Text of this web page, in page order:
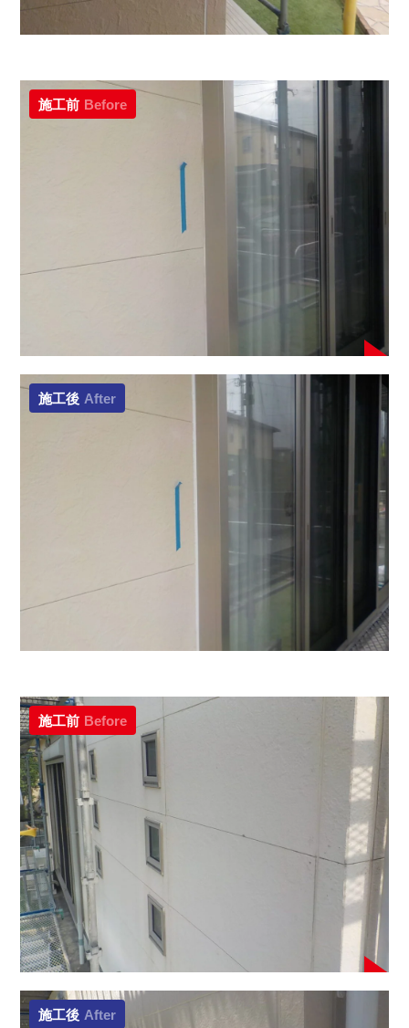
施工前 Before
施工後 After
施工前 Before
施工後 After